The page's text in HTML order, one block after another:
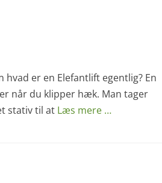
er en Elefantlift egentlig? En
når du klipper hæk. Man tager
stativ til at Læs mere …